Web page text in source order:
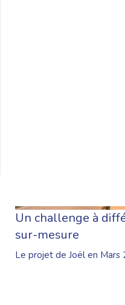
Un challenge à
sur-mesure
Le projet de Joël en Mars